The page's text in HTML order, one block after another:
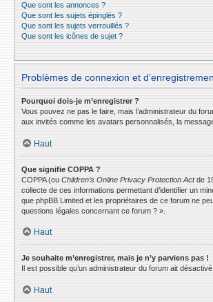
Que sont les annonces ?
Que sont les sujets épinglés ?
Que sont les sujets verrouillés ?
Que sont les icônes de sujet ?
Problèmes de connexion et
Pourquoi dois-je m’enregistrer ?
Vous pouvez ne pas le faire, mais l’administrateur du
aux invités comme les avatars personnalisés, la
Haut
Que signifie COPPA ?
COPPA (ou Children’s Online Privacy Protection Actde
collecte de ces informations permettant d’identifier un
que phpBB Limited et les propriétaires de ce forum ne
questions légales concernant ce forum ? ».
Haut
Je souhaite m’enregistrer, mais je n’y parviens pas !
Il est possible qu’un administrateur du forum ait
Haut